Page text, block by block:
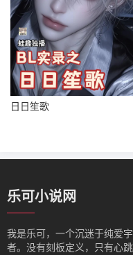
日日笙歌
乐可小说网
我是‌乐可，一个沉迷于纯爱
者。没有刻板定义，只有心